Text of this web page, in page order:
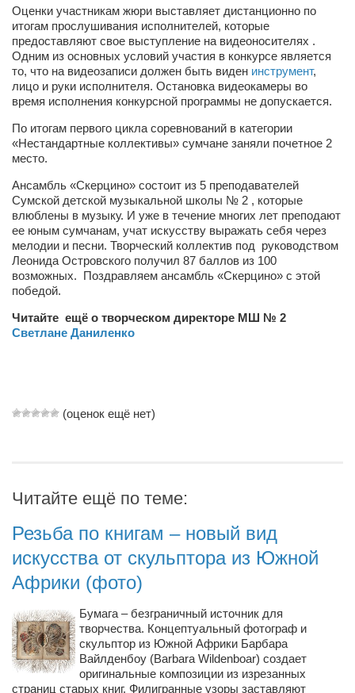
Александра Сокол
Барды
Владимир Айзенберг
Игорь Добровольский
Ольга Козаченко
Оксана Скоробагатская
Евгений Полюхович
Ольга Чикина
Бизнес-партнёры
Здоровье
Косметологическое отделение КП Сумская
городская клиническая больница №4
Магазины
«CYCLE GARAGE» — магазин велосипедов
«Книголюб» — супермаркет
Багетный двор
МАГАЗИН СТИХОВ НА ЗАКАЗ
«Павел» — магазин мужской одежды
Туризм
Оценки участникам жюри выставляет дистанционно по
итогам прослушивания исполнителей, которые
предоставляют свое выступление на видеоносителях .
Одним из основных условий участия в конкурсе является
то, что на видеозаписи должен быть виден инструмент,
лицo и руки исполнителя. Остановка видеокамеры во
время исполнения конкурсной программы не допускается.
По итогам первого цикла соревнований в категории
«Нестандартные коллективы» сумчане заняли почетное 2
место.
Ансамбль «Скерцино» состоит из 5 преподавателей
Сумской детской музыкальной школы № 2 , которые
влюблены в музыку. И уже в течение многих лет преподают
ее юным сумчанам, учат искусству выражать себя через
мелодии и песни. Творческий коллектив под руководством
Леонида Островского получил 87 баллов из 100
возможных. Поздравляем ансамбль «Скерцино» с этой
победой.
Читайте ещё о творческом директоре МШ № 2
Светлане Даниленко
(оценок ещё нет)
Читайте ещё по теме:
Резьба по книгам – новый вид
искусства от скульптора из Южной
Африки (фото)
Бумага – безграничный источник для
творчества. Концептуальный фотограф и
скульптор из Южной Африки Барбара
Вайлденбоу (Barbara Wildenboar) создает
оригинальные композиции из изрезанных
страниц старых книг. Филигранные узоры заставляют